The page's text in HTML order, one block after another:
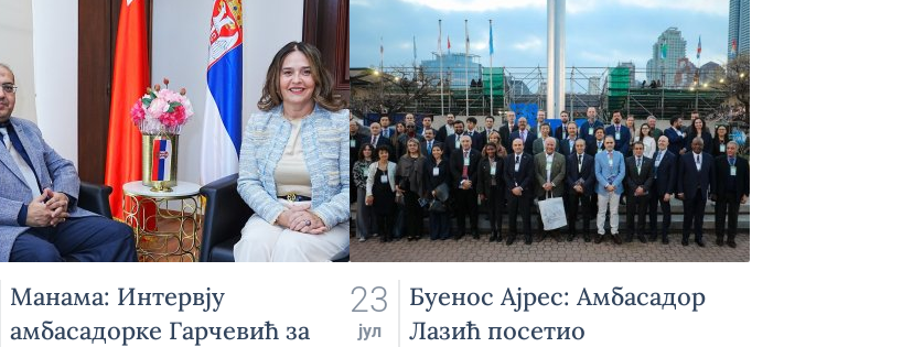
Манама: Интервју
амбасадорке Гарчевић за
23
јул
Буенос Ајрес: Амбасадор
Лазић посетио